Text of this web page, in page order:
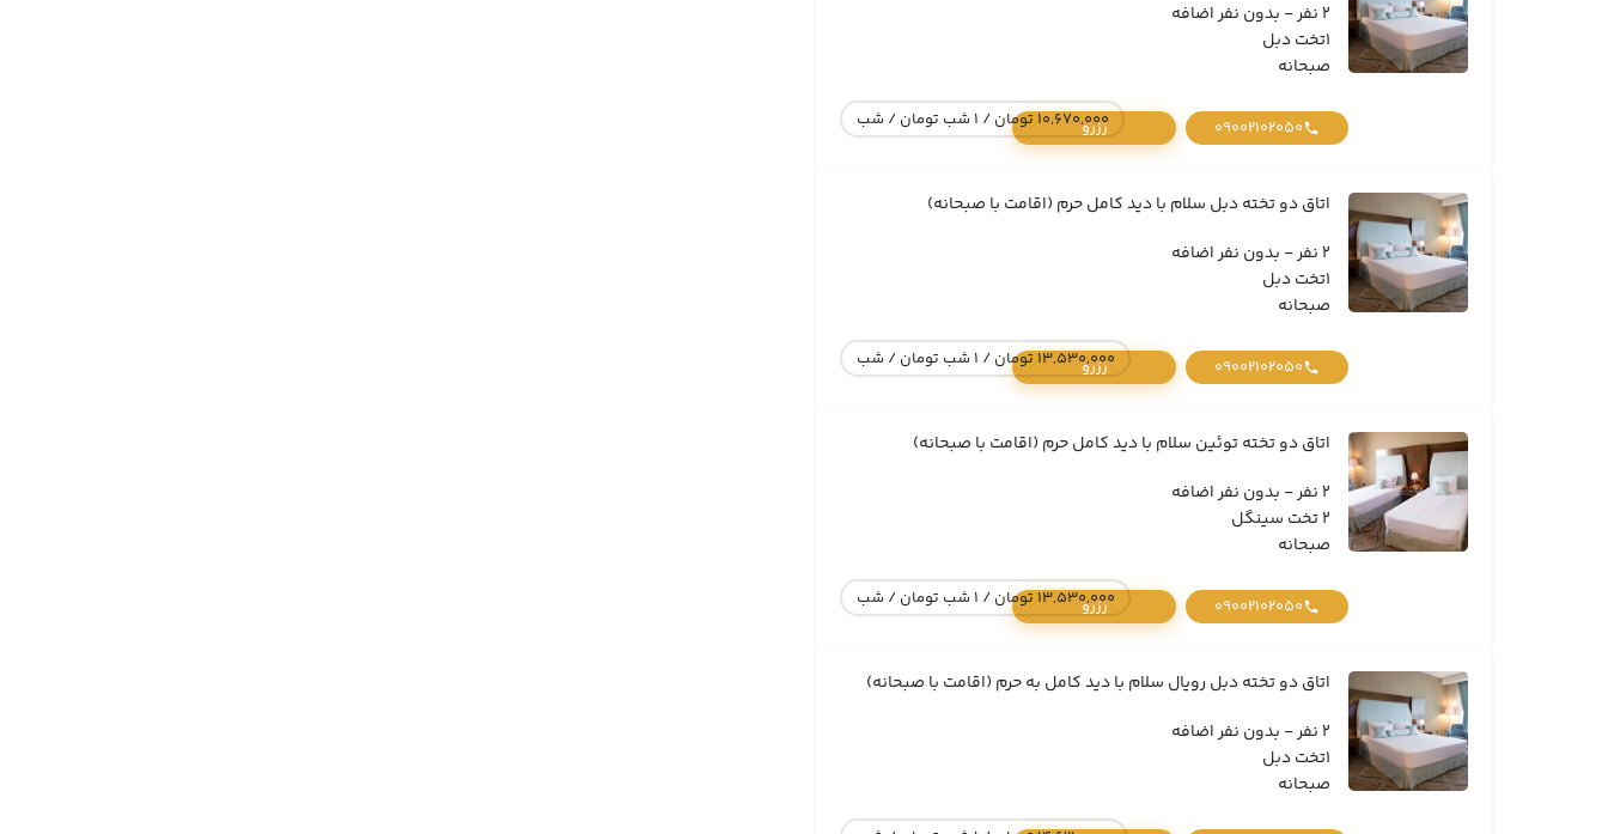
2 نفر - بدون نفر اضافه
1تخت دبل
صبحانه
10,670,000 تومان / 1 شب تومان / شب 09002102050 رزرو
اتاق دو تخته دبل سلام با دید کامل حرم (اقامت با صبحانه)
2 نفر - بدون نفر اضافه
1تخت دبل
صبحانه
13,530,000 تومان / 1 شب تومان / شب 09002102050 رزرو
اتاق دو تخته توئین سلام با دید کامل حرم (اقامت با صبحانه)
2 نفر - بدون نفر اضافه
2 تخت سینگل
صبحانه
13,530,000 تومان / 1 شب تومان / شب 09002102050 رزرو
اتاق دو تخته دبل رویال سلام با دید کامل به حرم (اقامت با صبحانه)
2 نفر - بدون نفر اضافه
1تخت دبل
صبحانه